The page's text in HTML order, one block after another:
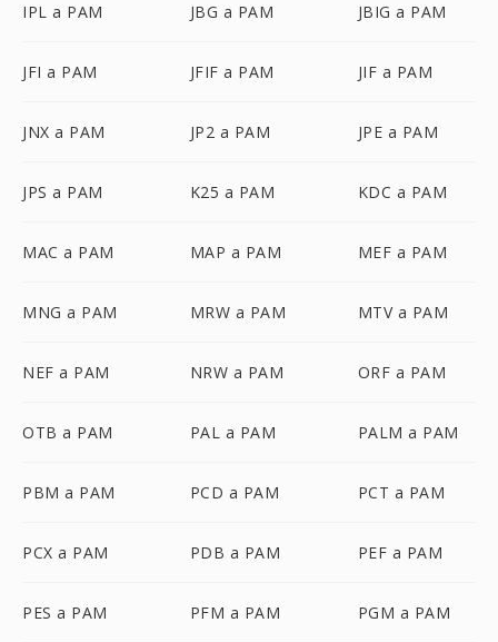
IPL a PAM JBG a PAM JBIG a PAM
JFI a PAM JFIF a PAM JIF a PAM
JNX a PAM JP2 a PAM JPE a PAM
JPS a PAM K25 a PAM KDC a PAM
MAC a PAM MAP a PAM MEF a PAM
MNG a PAM MRW a PAM MTV a PAM
NEF a PAM NRW a PAM ORF a PAM
OTB a PAM PAL a PAM PALM a PAM
PBM a PAM PCD a PAM PCT a PAM
PCX a PAM PDB a PAM PEF a PAM
PES a PAM PFM a PAM PGM a PAM